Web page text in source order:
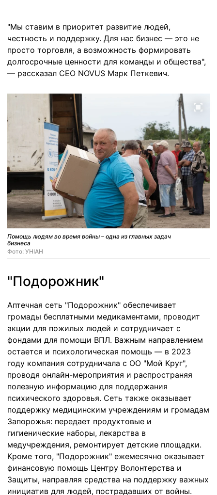
"Мы ставим в приоритет развитие людей,
честность и поддержку. Для нас бизнес — это не
просто торговля, а возможность формировать
долгосрочные ценности для команды и общества",
— рассказал CEO NOVUS Марк Петкевич.
Помощь людям во время войны – одна из главных задач
бизнеса
Фото: УНІАН
"Подорожник"
Аптечная сеть "Подорожник" обеспечивает
громады бесплатными медикаментами, проводит
акции для пожилых людей и сотрудничает с
фондами для помощи ВПЛ. Важным направлением
остается и психологическая помощь — в 2023
году компания сотрудничала с ОО "Мой Круг",
проводя онлайн-мероприятия и распространяя
полезную информацию для поддержания
психического здоровья. Сеть также оказывает
поддержку медицинским учреждениям и громадам
Запорожья: передает продуктовые и
гигиенические наборы, лекарства в
медучреждения, ремонтирует детские площадки.
Кроме того, "Подорожник" ежемесячно оказывает
финансовую помощь Центру Волонтерства и
Защиты, направляя средства на поддержку важных
инициатив для людей, пострадавших от войны.